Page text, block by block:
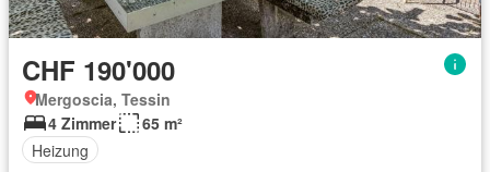
CHF 190'000
Mergoscia, Tessin
4 Zimmer
65 m²
Heizung